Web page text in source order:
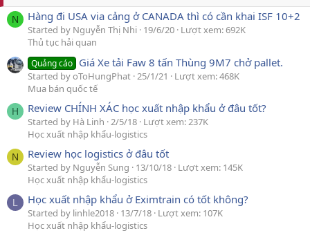
N Hàng đi USA via cảng ở CANADA thì có cần khai ISF 10+2
Started by Nguyễn Thị Nhi 19/6/20 Lượt xem: 692K
Thủ tục hải quan
Quảng cáo Giá Xe tải Faw 8 tấn Thùng 9M7 chở pallet.
Started by oToHungPhat 25/1/21
Lượt xem: 468K
Mua bán quốc tế
H Review CHÍNH XÁC học xuất nhập khẩu ở đâu tốt?
Started by Hà Linh 2/5/18 Lượt xem: 237K
Học xuất nhập khẩu-logistics
N Review học logistics ở đâu tốt
Started by Nguyễn Sung 13/10/18 Lượt xem: 145K
Học xuất nhập khẩu-logistics
L Học xuất nhập khẩu ở Eximtrain có tốt không?
Started by linhle2018 13/7/18 Lượt xem: 107K
Học xuất nhập khẩu-logistics